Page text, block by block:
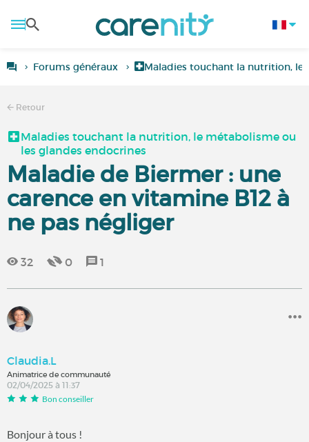
Forums généraux Maladies touchant la nutrition, le
Retour
Maladies touchant la nutrition, le métabolisme ou
les glandes endocrines
Maladie de Biermer : une
carence en vitamine B12 à
ne pas négliger
32 0 1
Claudia.L
Animatrice de communauté
02/04/2025 à 11:37
Bon conseiller
Bonjour à tous !